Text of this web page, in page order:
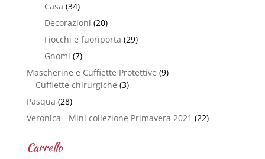
Casa (34)
Decorazioni (20)
Fiocchi e fuoriporta (29)
Gnomi (7)
Mascherine e Cuffiette Protettive (9)
Cuffiette chirurgiche (3)
Pasqua (28)
Veronica - Mini collezione Primavera 2021 (22)
Carrello